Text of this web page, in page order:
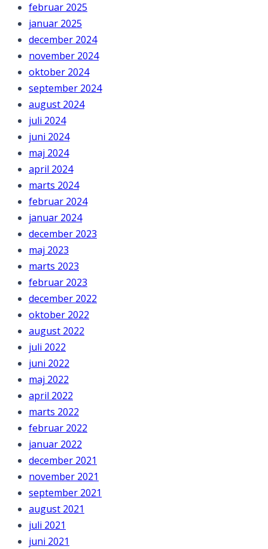
februar 2025
januar 2025
december 2024
november 2024
oktober 2024
september 2024
august 2024
juli 2024
juni 2024
maj 2024
april 2024
marts 2024
februar 2024
januar 2024
december 2023
maj 2023
marts 2023
februar 2023
december 2022
oktober 2022
august 2022
juli 2022
juni 2022
maj 2022
april 2022
marts 2022
februar 2022
januar 2022
december 2021
november 2021
september 2021
august 2021
juli 2021
juni 2021